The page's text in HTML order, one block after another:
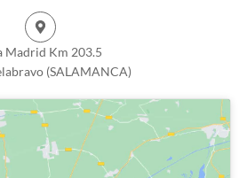
Madrid Km 203.5
(SALAMANCA)